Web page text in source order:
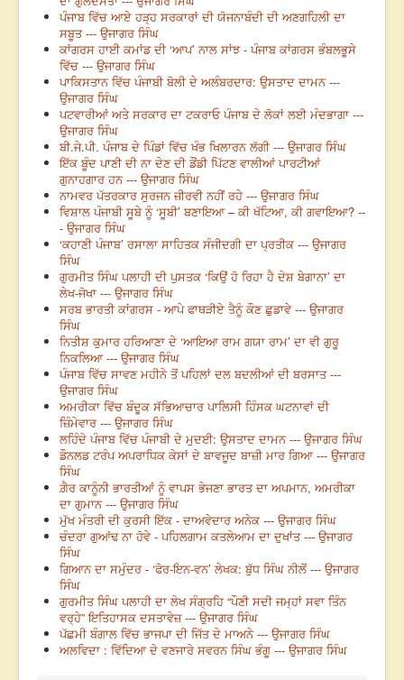
ਪੰਜਾਬ ਵਿੱਚ ਆਏ ਹੜ੍ਹ ਸਰਕਾਰਾਂ ਦੀ ਯੋਜਨਾਬੰਦੀ ਦੀ ਅਣਗਹਿਲੀ ਦਾ
ਸਬੂਤ --- ਉਜਾਗਰ ਸਿੰਘ
ਕਾਂਗਰਸ ਹਾਈ ਕਮਾਂਡ ਦੀ ‘ਆਪ’ ਨਾਲ ਸਾਂਝ - ਪੰਜਾਬ ਕਾਂਗਰਸ ਭੰਬਲਭੂਸੇ
ਵਿੱਚ --- ਉਜਾਗਰ ਸਿੰਘ
ਪਾਕਿਸਤਾਨ ਵਿੱਚ ਪੰਜਾਬੀ ਬੋਲੀ ਦੇ ਅਲੰਬਰਦਾਰ: ਉਸਤਾਦ ਦਾਮਨ ---
ਉਜਾਗਰ ਸਿੰਘ
ਪਟਵਾਰੀਆਂ ਅਤੇ ਸਰਕਾਰ ਦਾ ਟਕਰਾਓ ਪੰਜਾਬ ਦੇ ਲੋਕਾਂ ਲਈ ਮੰਦਭਾਗਾ ---
ਉਜਾਗਰ ਸਿੰਘ
ਬੀ.ਜੇ.ਪੀ. ਪੰਜਾਬ ਦੇ ਪਿੰਡਾਂ ਵਿੱਚ ਖੰਭ ਖਿਲਾਰਨ ਲੱਗੀ --- ਉਜਾਗਰ ਸਿੰਘ
ਇੱਕ ਬੂੰਦ ਪਾਣੀ ਦੀ ਨਾ ਦੇਣ ਦੀ ਡੌਂਡੀ ਪਿੱਟਣ ਵਾਲੀਆਂ ਪਾਰਟੀਆਂ
ਗੁਨਾਹਗਾਰ ਹਨ --- ਉਜਾਗਰ ਸਿੰਘ
ਨਾਮਵਰ ਪੱਤਰਕਾਰ ਸੁਰਜਨ ਜ਼ੀਰਵੀ ਨਹੀਂ ਰਹੇ --- ਉਜਾਗਰ ਸਿੰਘ
ਵਿਸ਼ਾਲ ਪੰਜਾਬੀ ਸੂਬੇ ਨੂੰ ‘ਸੂਬੀ’ ਬਣਾਇਆ – ਕੀ ਖੱਟਿਆ, ਕੀ ਗਵਾਇਆ? --
- ਉਜਾਗਰ ਸਿੰਘ
‘ਕਹਾਣੀ ਪੰਜਾਬ’ ਰਸਾਲਾ ਸਾਹਿਤਕ ਸੰਜੀਦਗੀ ਦਾ ਪ੍ਰਤੀਕ --- ਉਜਾਗਰ
ਸਿੰਘ
ਗੁਰਮੀਤ ਸਿੰਘ ਪਲਾਹੀ ਦੀ ਪੁਸਤਕ ‘ਕਿਉਂ ਹੋ ਰਿਹਾ ਹੈ ਦੇਸ਼ ਬੇਗਾਨਾ’ ਦਾ
ਲੇਖ-ਜੋਖਾ --- ਉਜਾਗਰ ਸਿੰਘ
ਸਰਬ ਭਾਰਤੀ ਕਾਂਗਰਸ - ਆਪੇ ਫਾਥੜੀਏ ਤੈਨੂੰ ਕੌਣ ਛੁਡਾਵੇ --- ਉਜਾਗਰ
ਸਿੰਘ
ਨਿਤੀਸ਼ ਕੁਮਾਰ ਹਰਿਆਣਾ ਦੇ ‘ਆਇਆ ਰਾਮ ਗਯਾ ਰਾਮ’ ਦਾ ਵੀ ਗੁਰੂ
ਨਿਕਲਿਆ --- ਉਜਾਗਰ ਸਿੰਘ
ਪੰਜਾਬ ਵਿੱਚ ਸਾਵਣ ਮਹੀਨੇ ਤੋਂ ਪਹਿਲਾਂ ਦਲ ਬਦਲੀਆਂ ਦੀ ਬਰਸਾਤ ---
ਉਜਾਗਰ ਸਿੰਘ
ਅਮਰੀਕਾ ਵਿੱਚ ਬੰਦੂਕ ਸੱਭਿਆਚਾਰ ਪਾਲਿਸੀ ਹਿੰਸਕ ਘਟਨਾਵਾਂ ਦੀ
ਜ਼ਿੰਮੇਵਾਰ --- ਉਜਾਗਰ ਸਿੰਘ
ਲਹਿੰਦੇ ਪੰਜਾਬ ਵਿੱਚ ਪੰਜਾਬੀ ਦੇ ਮੁਦਈ: ਉਸਤਾਦ ਦਾਮਨ --- ਉਜਾਗਰ ਸਿੰਘ
ਡੌਨਲਡ ਟਰੰਪ ਅਪਰਾਧਿਕ ਕੇਸਾਂ ਦੇ ਬਾਵਜੂਦ ਬਾਜ਼ੀ ਮਾਰ ਗਿਆ --- ਉਜਾਗਰ
ਸਿੰਘ
ਗ਼ੈਰ ਕਾਨੂੰਨੀ ਭਾਰਤੀਆਂ ਨੂੰ ਵਾਪਸ ਭੇਜਣਾ ਭਾਰਤ ਦਾ ਅਪਮਾਨ, ਅਮਰੀਕਾ
ਦਾ ਗੁਮਾਨ --- ਉਜਾਗਰ ਸਿੰਘ
ਮੁੱਖ ਮੰਤਰੀ ਦੀ ਕੁਰਸੀ ਇੱਕ - ਦਾਅਵੇਦਾਰ ਅਨੇਕ --- ਉਜਾਗਰ ਸਿੰਘ
ਚੰਦਰਾ ਗੁਆਂਢ ਨਾ ਹੋਵੇ - ਪਹਿਲਗਾਮ ਕਤਲੇਆਮ ਦਾ ਦੁਖਾਂਤ --- ਉਜਾਗਰ
ਸਿੰਘ
ਗਿਆਨ ਦਾ ਸਮੁੰਦਰ - ‘ਫੋਰ-ਇਨ-ਵਨ’ ਲੇਖਕ: ਬੁੱਧ ਸਿੰਘ ਨੀਲੋਂ --- ਉਜਾਗਰ
ਸਿੰਘ
ਗੁਰਮੀਤ ਸਿੰਘ ਪਲਾਹੀ ਦਾ ਲੇਖ ਸੰਗ੍ਰਹਿ “ਪੌਣੀ ਸਦੀ ਜਮ੍ਹਾਂ ਸਵਾ ਤਿੰਨ
ਵਰ੍ਹੇ” ਇਤਿਹਾਸਕ ਦਸਤਾਵੇਜ਼ --- ਉਜਾਗਰ ਸਿੰਘ
ਪੱਛਮੀ ਬੰਗਾਲ ਵਿੱਚ ਭਾਜਪਾ ਦੀ ਜਿੱਤ ਦੇ ਮਾਅਨੇ --- ਉਜਾਗਰ ਸਿੰਘ
ਅਲਵਿਦਾ : ਵਿੱਦਿਆ ਦੇ ਵਣਜਾਰੇ ਸਵਰਨ ਸਿੰਘ ਭੰਗੂ --- ਉਜਾਗਰ ਸਿੰਘ